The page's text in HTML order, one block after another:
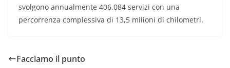
svolgono annualmente 406.084 servizi con una
percorrenza complessiva di 13,5 milioni di chilometri.
Facciamo il punto